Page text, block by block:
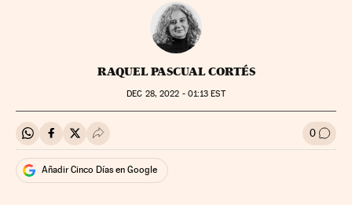
RAQUEL PASCUAL CORTÉS
DEC 28, 2022 - 01:13 EST
Compartir en Whatsapp
Compartir en Facebook
Compartir en Twitter
Desplegar Redes Sociales 0 Ir a
Añadir Cinco Días en Google